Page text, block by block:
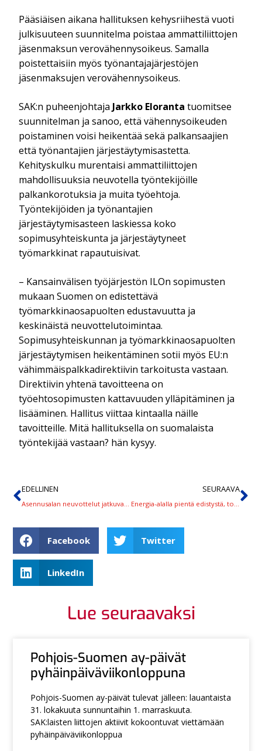
Pääsiäisen aikana hallituksen kehysriihestä vuoti
julkisuuteen suunnitelma poistaa ammattiliittojen
jäsenmaksun verovähennysoikeus. Samalla
poistettaisiin myös työnantajajärjestöjen
jäsenmaksujen verovähennysoikeus.
SAK:n puheenjohtaja Jarkko Elorantatuomitsee
suunnitelman ja sanoo, että vähennysoikeuden
poistaminen voisi heikentää sekä palkansaajien
että työnantajien järjestäytymisastetta.
Kehityskulku murentaisi ammattiliittojen
mahdollisuuksia neuvotella työntekijöille
palkankorotuksia ja muita työehtoja.
Työntekijöiden ja työnantajien
järjestäytymisasteen laskiessa koko
sopimusyhteiskunta ja järjestäytyneet
työmarkkinat rapautuisivat.
– Kansainvälisen työjärjestön ILOn sopimusten
mukaan Suomen on edistettävä
työmarkkinaosapuolten edustavuutta ja
keskinäistä neuvottelutoimintaa.
Sopimusyhteiskunnan ja työmarkkinaosapuolten
järjestäytymisen heikentäminen sotii myös EU:n
vähimmäispalkkadirektiivin tarkoitusta vastaan.
Direktiivin yhtenä tavoitteena on
työehtosopimusten kattavuuden ylläpitäminen ja
lisääminen. Hallitus viittaa kintaalla näille
tavoitteille. Mitä hallituksella on suomalaista
työntekijää vastaan? hän kysyy.
EDELLINEN SEURAAVA
Facebook Twitter
LinkedIn
Lue seuraavaksi
Pohjois-Suomen ay-päivät
pyhäinpäiväviikonloppuna
Pohjois-Suomen ay-päivät tulevat jälleen: lauantaista
31. lokakuuta sunnuntaihin 1. marraskuuta.
SAK:laisten liittojen aktiivit kokoontuvat viettämään
pyhäinpäiväviikonloppua